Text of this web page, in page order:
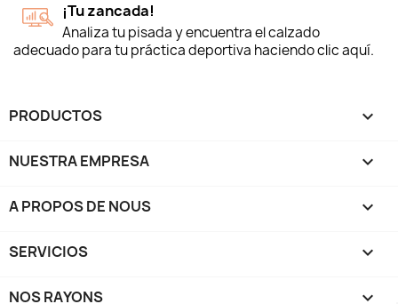
¡Tu zancada!
Analiza tu pisada y encuentra el calzado
adecuado para tu práctica deportiva haciendo clic aquí.
PRODUCTOS 
NUESTRA EMPRESA 
A PROPOS DE NOUS 
SERVICIOS 
NOS RAYONS 